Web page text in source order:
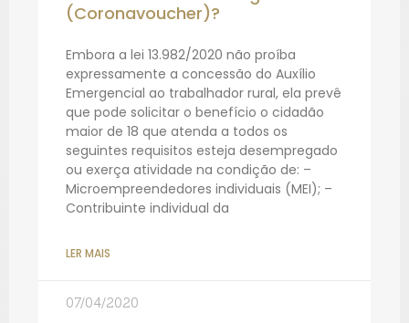
(Coronavoucher)?
Embora a lei 13.982/2020 não proíba
expressamente a concessão do Auxílio
Emergencial ao trabalhador rural, ela prevê
que pode solicitar o benefício o cidadão
maior de 18 que atenda a todos os
seguintes requisitos esteja desempregado
ou exerça atividade na condição de: –
Microempreendedores individuais (MEI); –
Contribuinte individual da
LER MAIS
07/04/2020